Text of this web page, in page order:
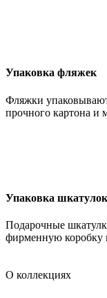
Упаковка фляжек
Фляжки
прочного картона и
Упаковка шкатулок
Подарочные
фирменную коробку
О коллекциях